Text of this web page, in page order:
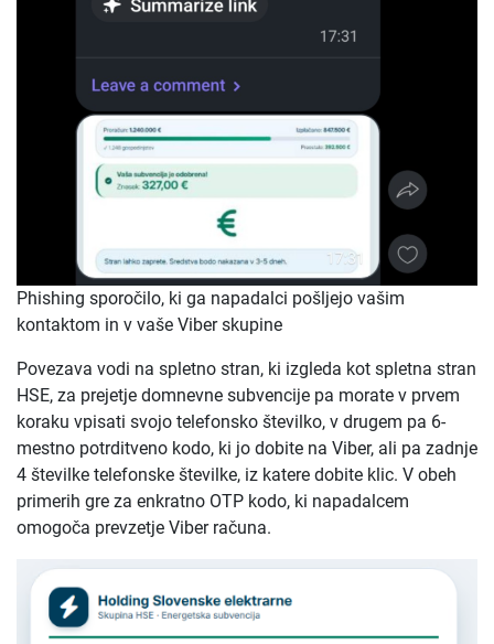
Phishing sporočilo, ki ga napadalci pošljejo vašim
kontaktom in v vaše Viber skupine
Povezava vodi na spletno stran, ki izgleda kot spletna stran
HSE, za prejetje domnevne subvencije pa morate v prvem
koraku vpisati svojo telefonsko številko, v drugem pa 6-
mestno potrditveno kodo, ki jo dobite na Viber, ali pa zadnje
4 številke telefonske številke, iz katere dobite klic. V obeh
primerih gre za enkratno OTP kodo, ki napadalcem
omogoča prevzetje Viber računa.